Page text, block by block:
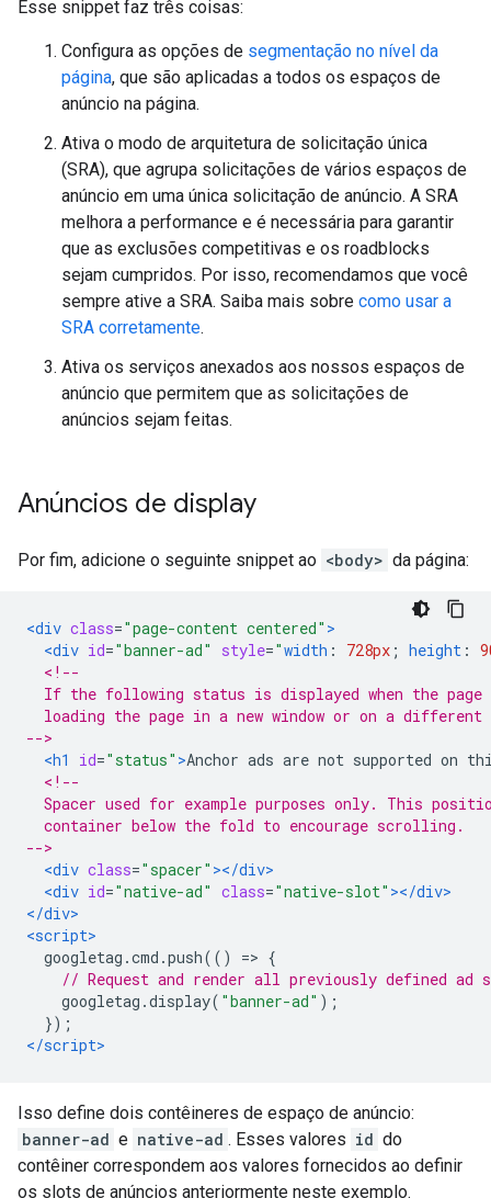
Esse snippet faz três coisas:
Configura as opções de segmentação no nível da
página, que são aplicadas a todos os espaços de
anúncio na página.
Ativa o modo de arquitetura de solicitação única
(SRA), que agrupa solicitações de vários espaços de
anúncio em uma única solicitação de anúncio. A SRA
melhora a performance e é necessária para garantir
que as exclusões competitivas e os roadblocks
sejam cumpridos. Por isso, recomendamos que você
sempre ative a SRA. Saiba mais sobre como usar a
SRA corretamente.
Ativa os serviços anexados aos nossos espaços de
anúncio que permitem que as solicitações de
anúncios sejam feitas.
Anúncios de display
Por fim, adicione o seguinte snippet ao <body> da página:
<div class="page-content centered" >
<div id="banner-ad" style="width : 728px ; height :
<!--
If the following status is displayed when the
loading the page in a new window or on a different
-->
<h1
id="status" >Anchor ads are not supported on
<!--
Spacer used for example purposes only. This
container below the fold to encourage scrolling.
-->
<div class="spacer" ></div>
<div id="native-ad" class="native-slot" ></div>
</div>
<script>
googletag .cmd .push(() => {
// Request and render all previously defined ad
googletag .display( "banner-ad" );
});
</script>
Isso define dois contêineres de espaço de anúncio:
banner-ad e native-ad . Esses valores id do
contêiner correspondem aos valores fornecidos ao definir
os slots de anúncios anteriormente neste exemplo.